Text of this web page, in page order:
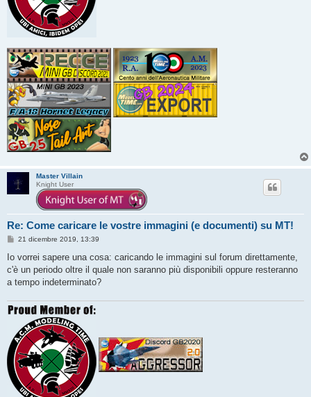
Master Villain
Knight User
Re: Come caricare le vostre immagini (e documenti) su MT!
M
s
a
g
21 dicembre 2019, 13:39
Io vorrei sapere una cosa: caricando le immagini sul forum direttamente,
c'è un periodo oltre il quale non saranno più disponibili oppure resteranno
a tempo indeterminato?